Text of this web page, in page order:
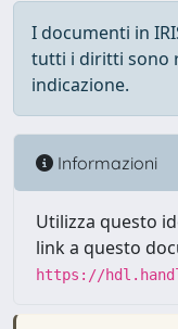
I documenti in
tutti i diritti sono
indicazione.
Informazioni
Utilizza questo
link a questo
https://